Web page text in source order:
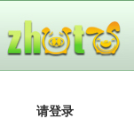
请登录